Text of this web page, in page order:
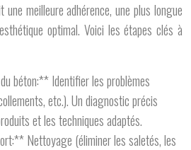
meilleure adhérence, une plus longue
optimal. Voici les étapes clés à
béton:** Identifier les problèmes
etc.). Un diagnostic précis
et les techniques adaptés.
Nettoyage (éliminer les saletés, les